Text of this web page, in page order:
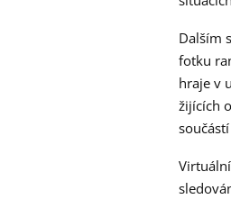
Dalším
fotku
hraje v
žijících